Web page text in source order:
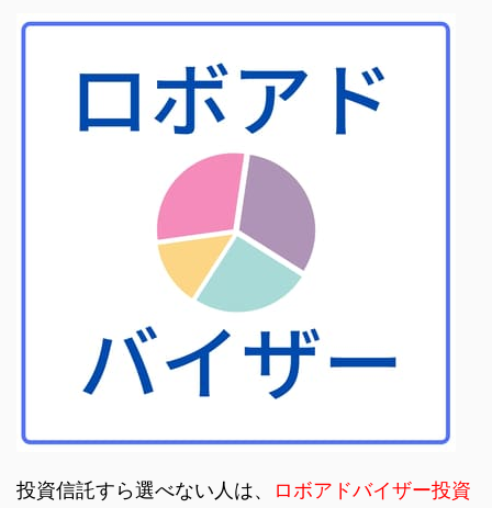
投資信託すら選べない人は、
ロボアドバイザー投資